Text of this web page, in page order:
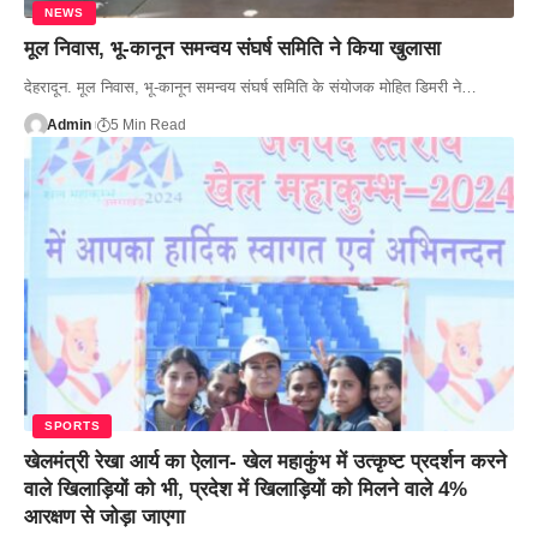
NEWS
मूल निवास, भू-कानून समन्वय संघर्ष समिति ने किया खुलासा
देहरादून. मूल निवास, भू-कानून समन्वय संघर्ष समिति के संयोजक मोहित डिमरी ने…
Admin 5 Min Read
SPORTS
खेलमंत्री रेखा आर्य का ऐलान- खेल महाकुंभ में उत्कृष्ट प्रदर्शन करने
वाले खिलाड़ियों को भी, प्रदेश में खिलाड़ियों को मिलने वाले 4%
आरक्षण से जोड़ा जाएगा